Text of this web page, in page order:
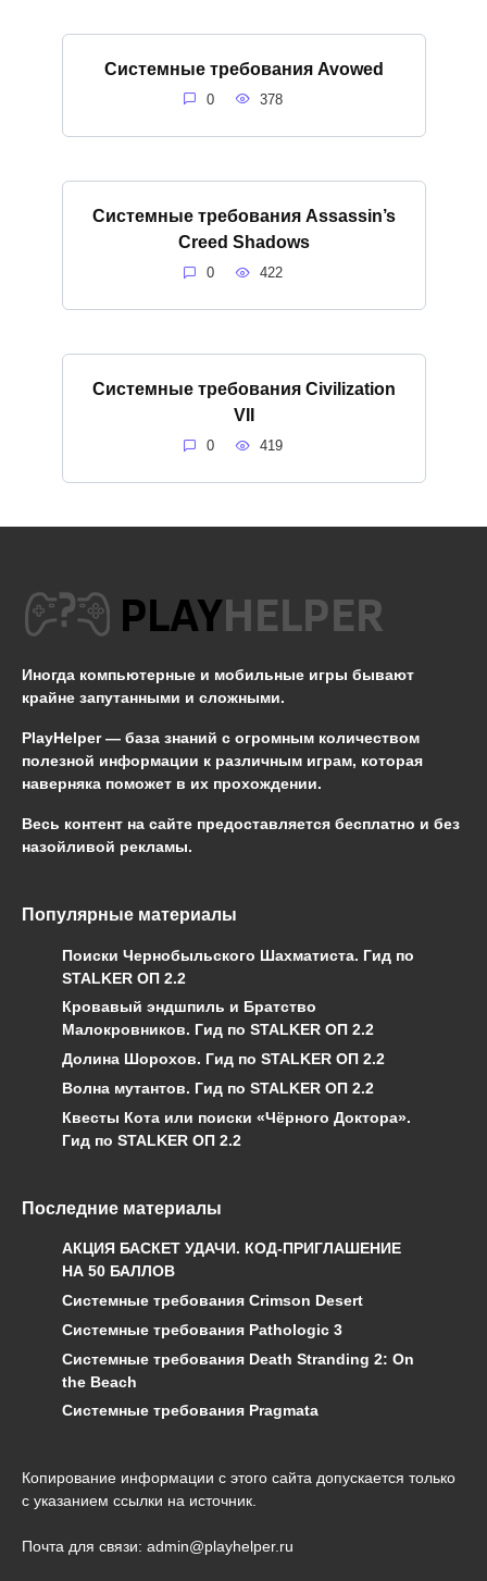
Системные требования Avowed
0 378
Системные требования Assassin’s
Creed Shadows
0 422
Системные требования Civilization
VII
0 419
Иногда компьютерные и мобильные игры бывают
крайне запутанными и сложными.
PlayHelper — база знаний с огромным количеством
полезной информации к различным играм, которая
наверняка поможет в их прохождении.
Весь контент на сайте предоставляется бесплатно и без
назойливой рекламы.
Популярные материалы
Поиски Чернобыльского Шахматиста. Гид по
STALKER ОП 2.2
Кровавый эндшпиль и Братство
Малокровников. Гид по STALKER ОП 2.2
Долина Шорохов. Гид по STALKER ОП 2.2
Волна мутантов. Гид по STALKER ОП 2.2
Квесты Кота или поиски «Чёрного Доктора».
Гид по STALKER ОП 2.2
Последние материалы
АКЦИЯ БАСКЕТ УДАЧИ. КОД-ПРИГЛАШЕНИЕ
НА 50 БАЛЛОВ
Системные требования Crimson Desert
Системные требования Pathologic 3
Системные требования Death Stranding 2: On
the Beach
Системные требования Pragmata
Копирование информации с этого сайта допускается только
с указанием ссылки на источник.
Почта для связи: admin@playhelper.ru